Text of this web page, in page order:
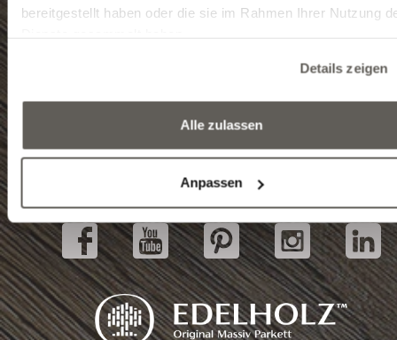
bereitgestellt haben oder die sie im Rahmen Ihrer Nutzung
Details zeigen
Alle zulassen
Anpassen
Tel.: (+36) 92 571 028
E-mail: info@edelholz.hu
Schauräume